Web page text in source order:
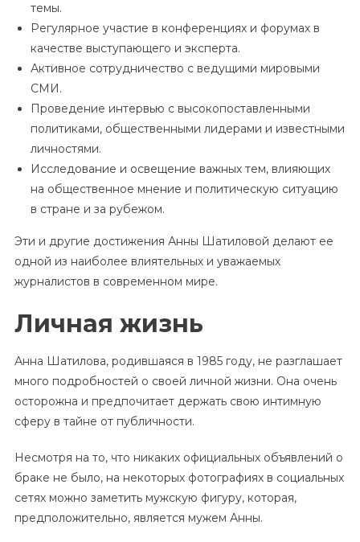
темы.
Регулярное участие в конференциях и форумах в
качестве выступающего и эксперта.
Активное сотрудничество с ведущими мировыми
СМИ.
Проведение интервью с высокопоставленными
политиками, общественными лидерами и известными
личностями.
Исследование и освещение важных тем, влияющих
на общественное мнение и политическую ситуацию
в стране и за рубежом.
Эти и другие достижения Анны Шатиловой делают ее
одной из наиболее влиятельных и уважаемых
журналистов в современном мире.
Личная жизнь
Анна Шатилова, родившаяся в 1985 году, не разглашает
много подробностей о своей личной жизни. Она очень
осторожна и предпочитает держать свою интимную
сферу в тайне от публичности.
Несмотря на то, что никаких официальных объявлений о
браке не было, на некоторых фотографиях в социальных
сетях можно заметить мужскую фигуру, которая,
предположительно, является мужем Анны.